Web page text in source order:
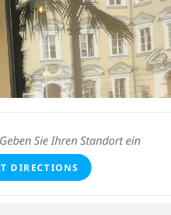
DIRECTIONS